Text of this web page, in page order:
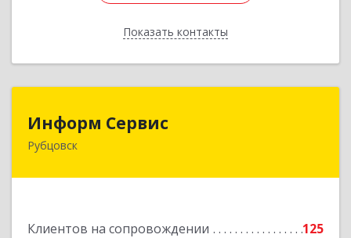
Показать контакты
Назад
Информ Сервис
Рубцовск
Клиентов на сопровождении 125
658204, Алтайский край, Рубцовск г, Алтайская